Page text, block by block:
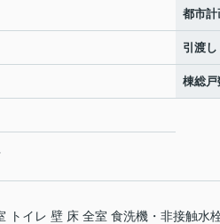
都市計
引渡し
棟総戸
トイレ 壁 床 全室 食洗機・非接触水